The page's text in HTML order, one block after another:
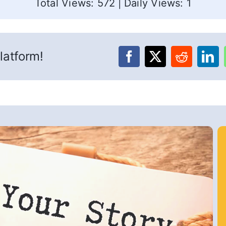
Total Views: 572 Daily Views: 1